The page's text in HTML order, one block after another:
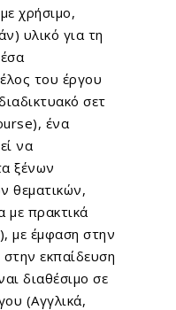
χρήσιμο,
υλικό για τη
του έργου
σετ
ένα
να
ξένων
θεματικών,
με πρακτικά
με έμφαση στην
εκπαίδευση
διαθέσιμο σε
(Αγγλικά,